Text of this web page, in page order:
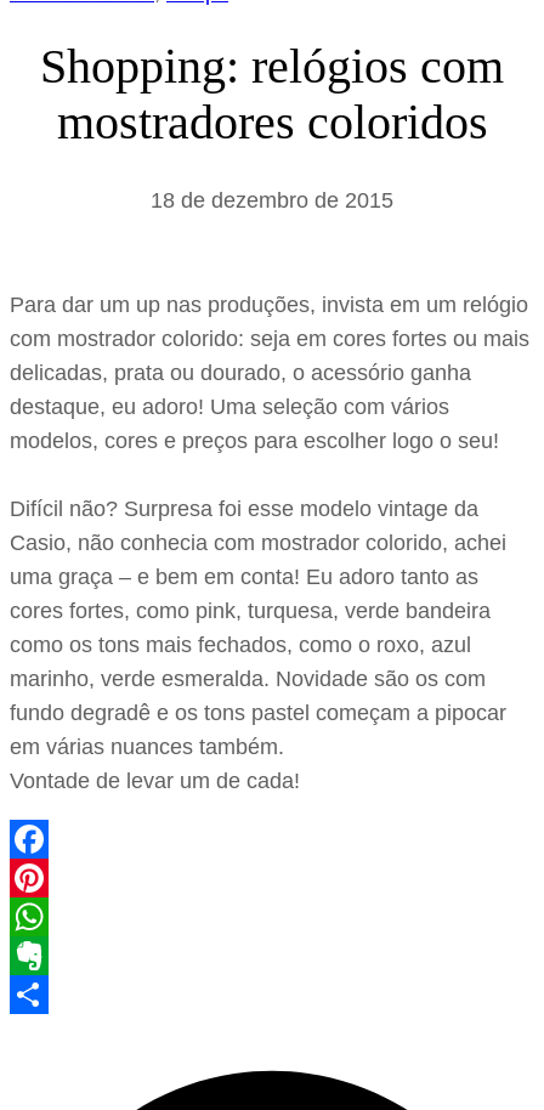
Shopping: relógios com
mostradores coloridos
18 de dezembro de 2015
Para dar um up nas produções, invista em um relógio
com mostrador colorido: seja em cores fortes ou mais
delicadas, prata ou dourado, o acessório ganha
destaque, eu adoro! Uma seleção com vários
modelos, cores e preços para escolher logo o seu!
Difícil não? Surpresa foi esse modelo vintage da
Casio, não conhecia com mostrador colorido, achei
uma graça – e bem em conta! Eu adoro tanto as
cores fortes, como pink, turquesa, verde bandeira
como os tons mais fechados, como o roxo, azul
marinho, verde esmeralda. Novidade são os com
fundo degradê e os tons pastel começam a pipocar
em várias nuances também.
Vontade de levar um de cada!
Facebook
Pinterest
WhatsApp
Evernote